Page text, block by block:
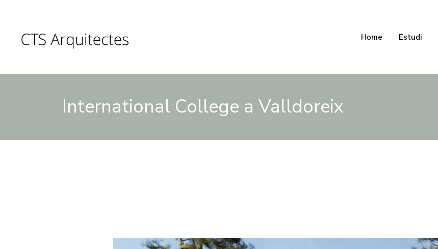
Home Estudi
International College a Valldoreix